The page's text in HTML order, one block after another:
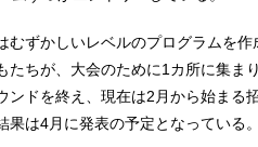
むずかしいレベルのプログラムを
たちが、大会のために1カ所に集ま
ンドを終え、現在は2月から始まる
果は4月に発表の予定となっている。